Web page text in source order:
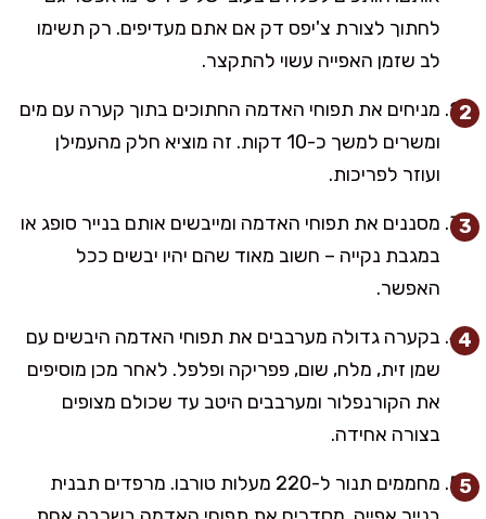
לחתוך לצורת צ'יפס דק אם אתם מעדיפים. רק תשימו
לב שזמן האפייה עשוי להתקצר.
מניחים את תפוחי האדמה החתוכים בתוך קערה עם מים
ומשרים למשך כ-10 דקות. זה מוציא חלק מהעמילן
ועוזר לפריכות.
מסננים את תפוחי האדמה ומייבשים אותם בנייר סופג או
במגבת נקייה – חשוב מאוד שהם יהיו יבשים ככל
האפשר.
בקערה גדולה מערבבים את תפוחי האדמה היבשים עם
שמן זית, מלח, שום, פפריקה ופלפל. לאחר מכן מוסיפים
את הקורנפלור ומערבבים היטב עד שכולם מצופים
בצורה אחידה.
מחממים תנור ל-220 מעלות טורבו. מרפדים תבנית